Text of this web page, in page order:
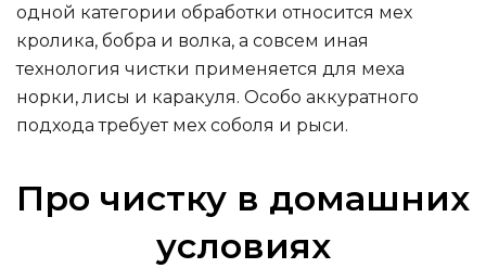
одной категории обработки относится мех
кролика, бобра и волка, а совсем иная
технология чистки применяется для меха
норки, лисы и каракуля. Особо аккуратного
подхода требует мех соболя и рыси.
Про чистку в домашних
условиях